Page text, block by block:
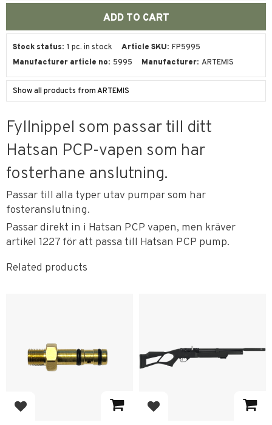
Stock status 1 pc. in stock Article SKU FP5995
Manufacturer article no
5995 Manufacturer ARTEMIS
Show all products from ARTEMIS
Fyllnippel som passar till ditt
Hatsan PCP-vapen som har
fosterhane anslutning.
Passar till alla typer utav pumpar som har
fosteranslutning.
Passar direkt in i Hatsan PCP vapen, men kräver
artikel 1227 för att passa till Hatsan PCP pump.
Related products
Add to favorites Add to favorites